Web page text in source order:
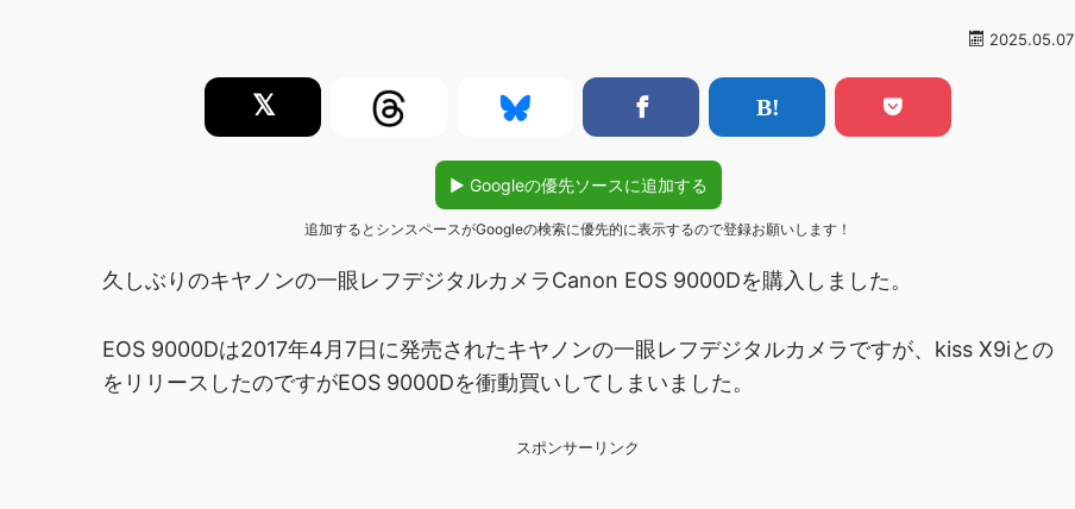
2025.05.07
𝕏
▶︎ Googleの優先ソースに追加する
追加するとシンスペースがGoogleの検索に優先的に表示するので登録お願いします！
久しぶりのキヤノンの一眼レフデジタルカメラCanon EOS 9000Dを購入しました。
EOS 9000Dは2017年4月7日に発売されたキヤノンの一眼レフデジタルカメラですが、kiss X9iとの
をリリースしたのですがEOS 9000Dを衝動買いしてしまいました。
スポンサーリンク